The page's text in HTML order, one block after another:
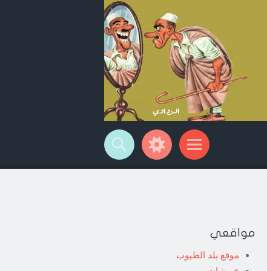
مواقعي
موقع بلد الطيوب